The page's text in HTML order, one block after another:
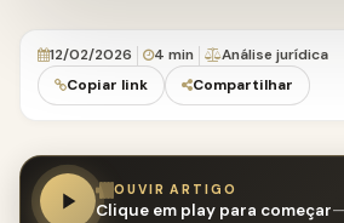
12/02/2026 4 min
Análise jurídica
Copiar link
Compartilhar
OUVIR ARTIGO
Clique em play para começar